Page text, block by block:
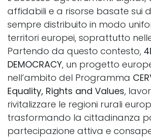
affidabili e a risorse basate sui
sempre distribuito in modo
territori europei, soprattutto
Partendo da questo contesto,
DEMOCRACY, un progetto
nell’ambito del Programma
Equality, Rights and Values,
rivitalizzare le regioni rurali
trasformando la cittadinanza
partecipazione attiva e